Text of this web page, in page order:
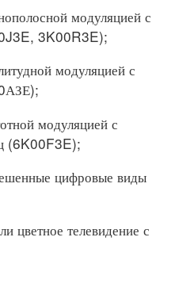
модуляцией с
3K00R3E);
модуляцией с
модуляцией с
(6K00F3E);
цифровые виды
телевидение с